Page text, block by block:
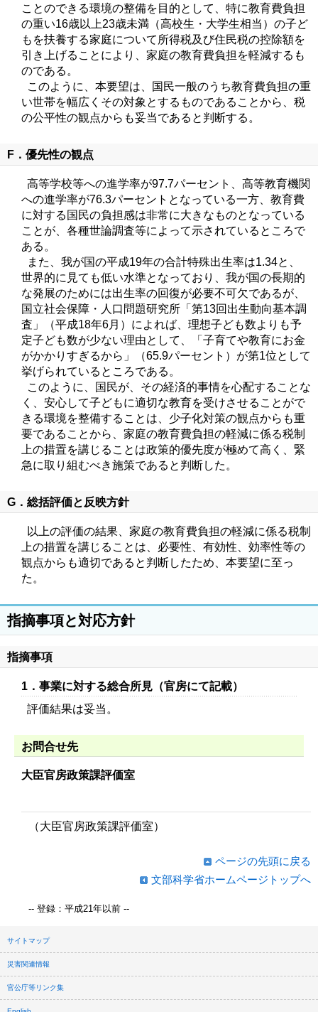
ことのできる環境の整備を目的として、特に教育費負担
の重い16歳以上23歳未満（高校生・大学生相当）の子ど
もを扶養する家庭について所得税及び住民税の控除額を
引き上げることにより、家庭の教育費負担を軽減するも
のである。
このように、本要望は、国民一般のうち教育費負担の重
い世帯を幅広くその対象とするものであることから、税
の公平性の観点からも妥当であると判断する。
F．優先性の観点
高等学校等への進学率が97.7パーセント、高等教育機関
への進学率が76.3パーセントとなっている一方、教育費
に対する国民の負担感は非常に大きなものとなっている
ことが、各種世論調査等によって示されているところで
ある。
また、我が国の平成19年の合計特殊出生率は1.34と、
世界的に見ても低い水準となっており、我が国の長期的
な発展のためには出生率の回復が必要不可欠であるが、
国立社会保障・人口問題研究所「第13回出生動向基本調
査」（平成18年6月）によれば、理想子ども数よりも予
定子ども数が少ない理由として、「子育てや教育にお金
がかかりすぎるから」（65.9パーセント）が第1位として
挙げられているところである。
このように、国民が、その経済的事情を心配することな
く、安心して子どもに適切な教育を受けさせることがで
きる環境を整備することは、少子化対策の観点からも重
要であることから、家庭の教育費負担の軽減に係る税制
上の措置を講じることは政策的優先度が極めて高く、緊
急に取り組むべき施策であると判断した。
G．総括評価と反映方針
以上の評価の結果、家庭の教育費負担の軽減に係る税制
上の措置を講じることは、必要性、有効性、効率性等の
観点からも適切であると判断したため、本要望に至っ
た。
指摘事項と対応方針
指摘事項
1．事業に対する総合所見（官房にて記載）
評価結果は妥当。
お問合せ先
大臣官房政策課評価室
（大臣官房政策課評価室）
ページの先頭に戻る
文部科学省ホームページトップへ
-- 登録：平成21年以前 --
サイトマップ
災害関連情報
官公庁等リンク集